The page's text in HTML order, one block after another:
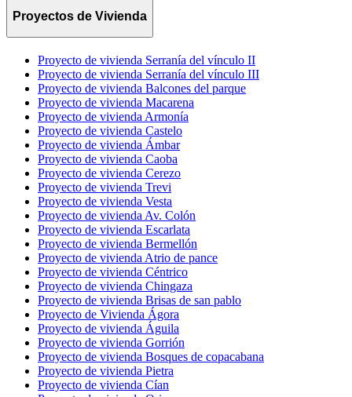
Proyectos de Vivienda
Proyecto de vivienda Serranía del vínculo II
Proyecto de vivienda Serranía del vínculo III
Proyecto de vivienda Balcones del parque
Proyecto de vivienda Macarena
Proyecto de vivienda Armonía
Proyecto de vivienda Castelo
Proyecto de vivienda Ámbar
Proyecto de vivienda Caoba
Proyecto de vivienda Cerezo
Proyecto de vivienda Trevi
Proyecto de vivienda Vesta
Proyecto de vivienda Av. Colón
Proyecto de vivienda Escarlata
Proyecto de vivienda Bermellón
Proyecto de vivienda Atrio de pance
Proyecto de vivienda Céntrico
Proyecto de vivienda Chingaza
Proyecto de vivienda Brisas de san pablo
Proyecto de Vivienda Ágora
Proyecto de vivienda Águila
Proyecto de vivienda Gorrión
Proyecto de vivienda Bosques de copacabana
Proyecto de vivienda Pietra
Proyecto de vivienda Cían